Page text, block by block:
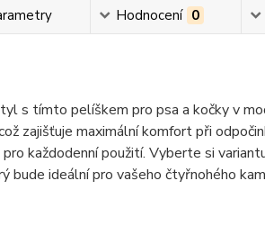
Hodnocení 0
s tímto pelíškem pro psa a kočky v
zajišťuje maximální komfort při
každodenní použití. Vyberte si
bude ideální pro vašeho čtyřnohého